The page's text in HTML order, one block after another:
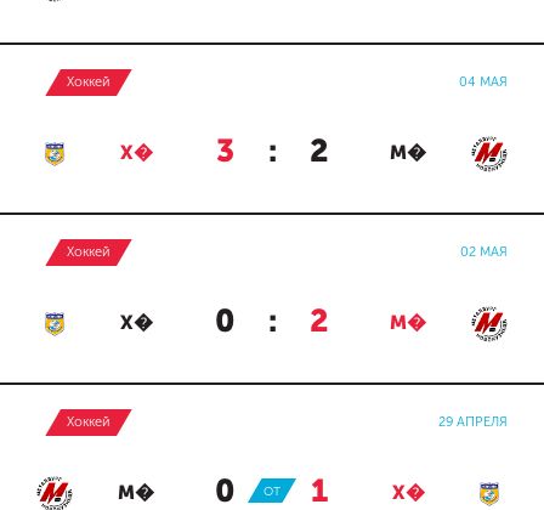
Хоккей 04 МАЯ
Х� 3 : 2 М�
Хоккей 02 МАЯ
Х� 0 : 2 М�
Хоккей 29 АПРЕЛЯ
М� 0 : 1 Х�
ОТ